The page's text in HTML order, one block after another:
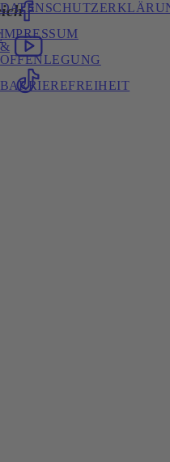
IMPRESSUM
&
OFFENLEGUNG
BARRIEREFREIHEIT